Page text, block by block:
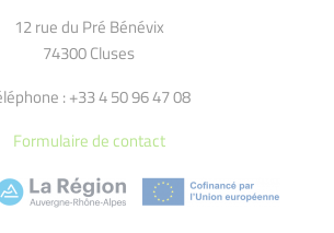
12 rue du Pré Bénévix
74300 Cluses
: +33 4 50 96 47 08
Formulaire de contact